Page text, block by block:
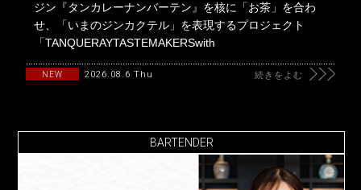
ジン『タンカレーナンバーテン』を核に「お茶」を合わ
せ、「いまのジンカクテル」を表現するプロジェクト
「TANQUERAYTASTEMAKERSwith
NEW 2026.08.6 Thu 続きをよむ
BARTENDER